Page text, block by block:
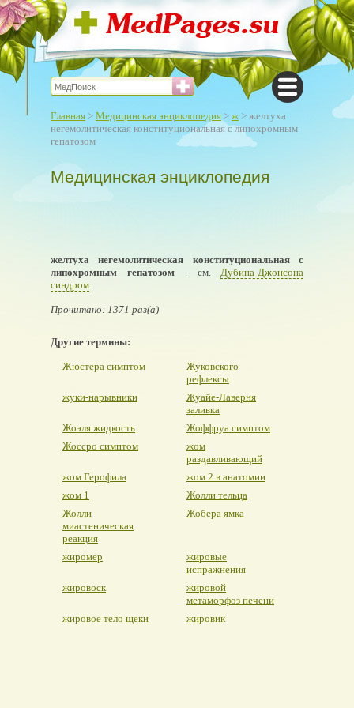
Главная > Медицинская энциклопедия > ж > желтуха
негемолитическая конституциональная с липохромным
гепатозом
Медицинская энциклопедия
желтуха негемолитическая конституциональная с
липохромным гепатозом- см. Дубина-Джонсона
синдром .
Прочитано: 1371 раз(а)
Другие термины:
Жюстера симптом
Жуковского
рефлексы
жуки-нарывники
Жуайе-Лаверня
заливка
Жоэля жидкость
Жоффруа симптом
Жоссро симптом
жом
раздавливающий
жом Герофила
жом 2 в анатомии
жом 1
Жолли тельца
Жолли
миастеническая
реакция
Жобера ямка
жиромер
жировые
испражнения
жировоск
жировой
метаморфоз печени
жировое тело щеки
жировик